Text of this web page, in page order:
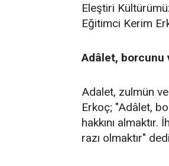
Eleştiri
Eğitimci Kerim
Adâlet, borcunu
Adalet, zulmün
Erkoç; "Adâlet,
hakkını
razı olmaktır"